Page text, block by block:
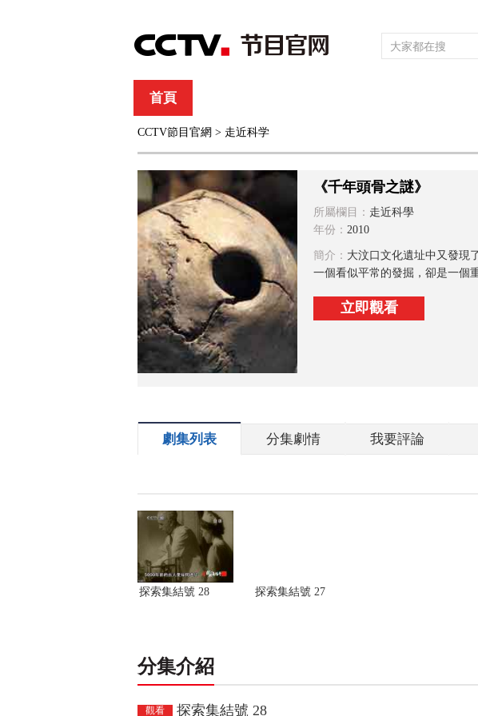
首頁
綜合 新聞 財經 綜藝
CCTV節目官網 > 走近科学
《千年頭骨之謎》
所屬欄目： 走近科學
年份： 2010
簡介： 大汶口文化遺址中又發現
一個看似平常的發掘，卻是一個
立即觀看
劇集列表 分集劇情 我要評論
探索集結號 28 探索集結號 27
分集介紹
觀看 探索集結號 28